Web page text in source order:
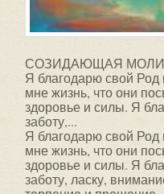
СОЗИДАЮЩАЯ
Я благодарю свой Род
мне жизнь, что они
здоровье и силы. Я
заботу,...
Я благодарю свой Род
мне жизнь, что они
здоровье и силы. Я
заботу, ласку,